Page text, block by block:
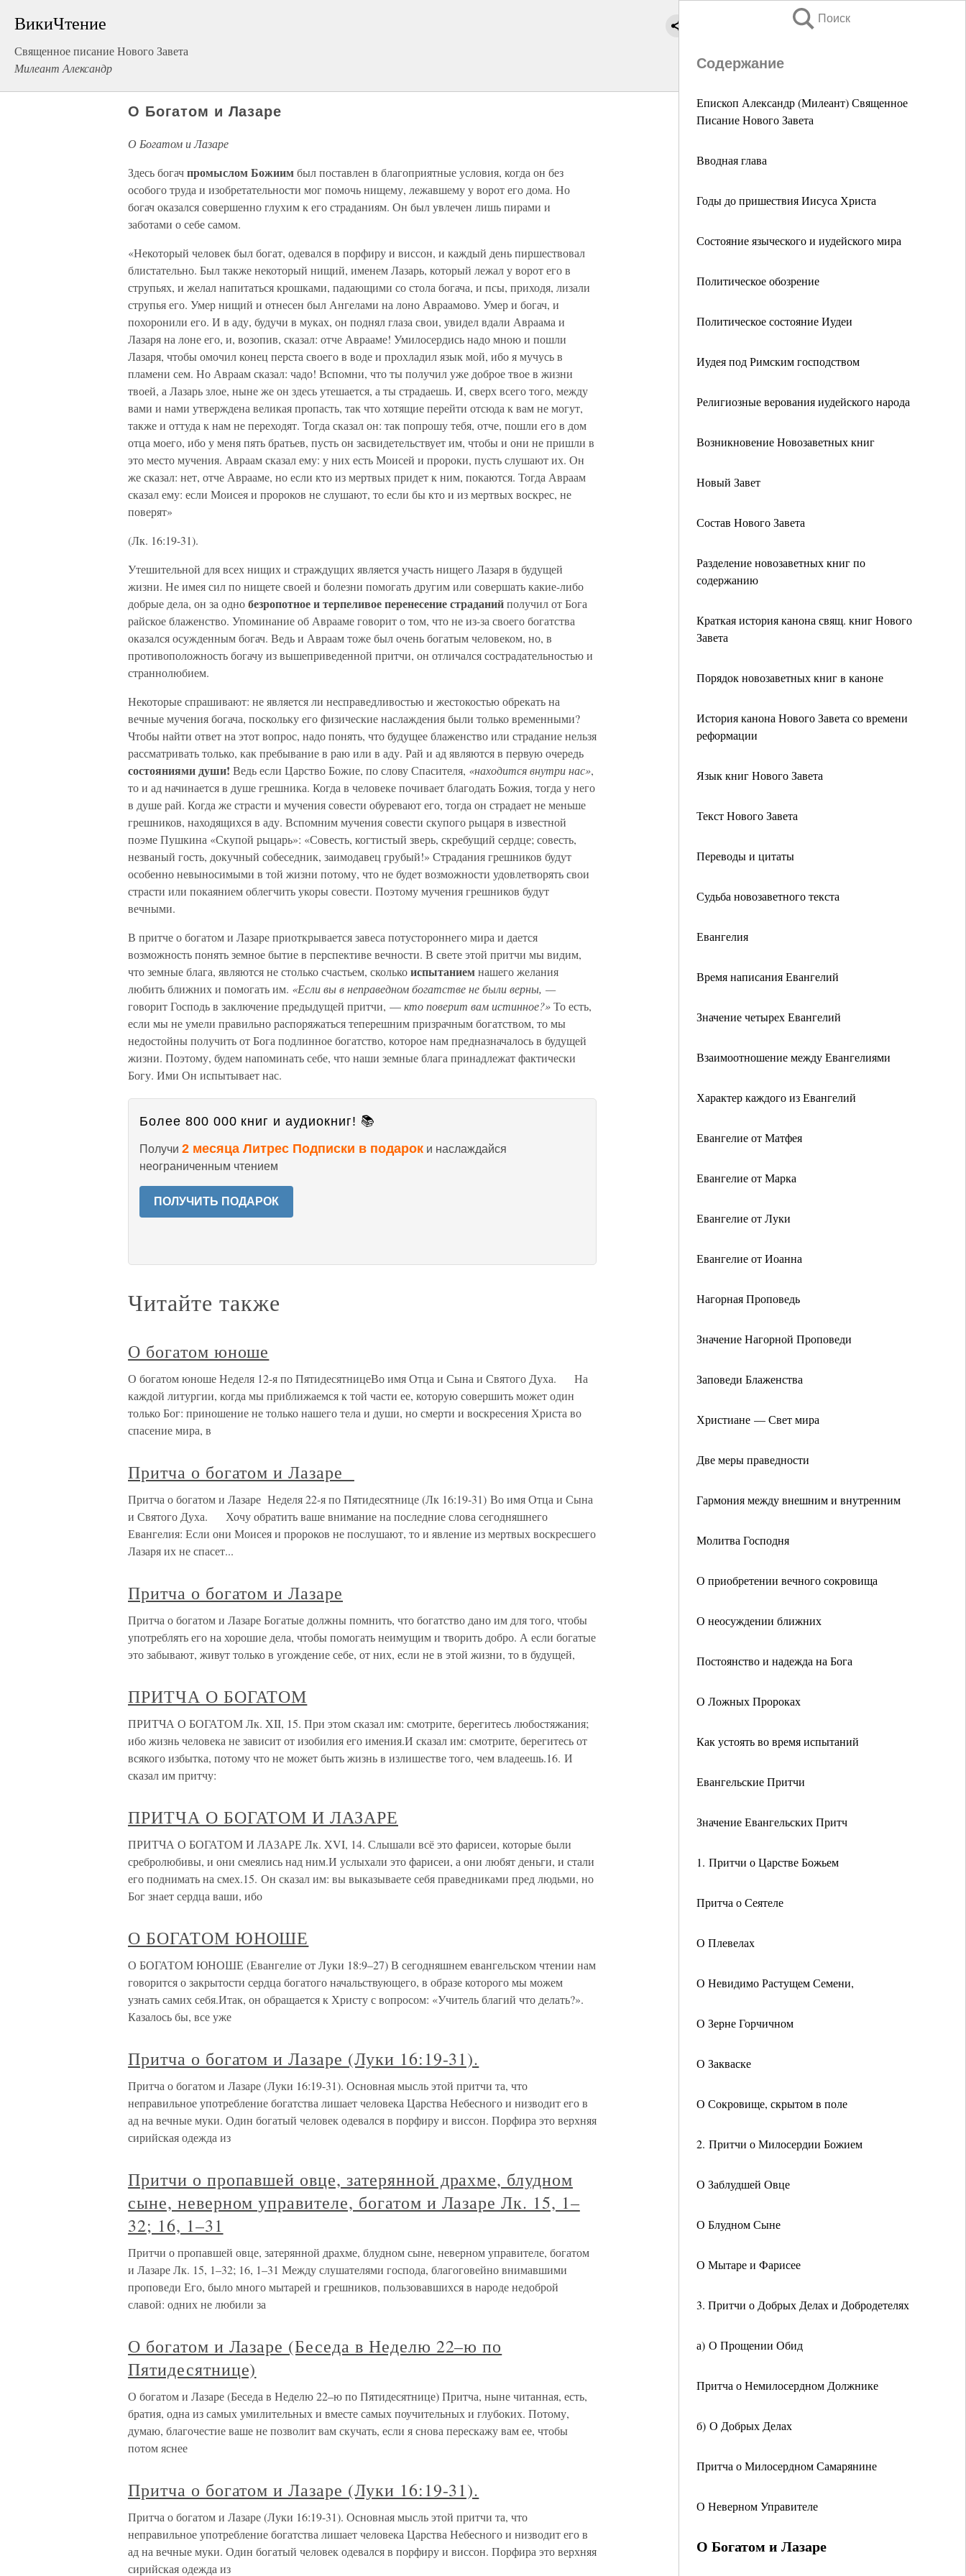
ВикиЧтение
Священное писание Нового Завета
Милеант Александр
Поиск
Содержание
Епископ Александр (Милеант) Священное
Писание Нового Завета
Вводная глава
Годы до пришествия Иисуса Христа
Состояние языческого и иудейского мира
Политическое обозрение
Политическое состояние Иудеи
Иудея под Римским господством
Религиозные верования иудейского народа
Возникновение Новозаветных книг
Новый Завет
Состав Нового Завета
Разделение новозаветных книг по
содержанию
Краткая история канона свящ. книг Нового
Завета
Порядок новозаветных книг в каноне
История канона Нового Завета со времени
реформации
Язык книг Нового Завета
Текст Нового Завета
Переводы и цитаты
Судьба новозаветного текста
Евангелия
Время написания Евангелий
Значение четырех Евангелий
Взаимоотношение между Евангелиями
Характер каждого из Евангелий
Евангелие от Матфея
Евангелие от Марка
Евангелие от Луки
Евангелие от Иоанна
Нагорная Проповедь
Значение Нагорной Проповеди
Заповеди Блаженства
Христиане — Свет мира
Две меры праведности
Гармония между внешним и внутренним
Молитва Господня
О приобретении вечного сокровища
О неосуждении ближних
Постоянство и надежда на Бога
О Ложных Пророках
Как устоять во время испытаний
Евангельские Притчи
Значение Евангельских Притч
1. Притчи о Царстве Божьем
Притча о Сеятеле
О Плевелах
О Невидимо Растущем Семени,
О Зерне Горчичном
О Закваске
О Сокровище, скрытом в поле
2. Притчи о Милосердии Божием
О Заблудшей Овце
О Блудном Сыне
О Мытаре и Фарисее
3. Притчи о Добрых Делах и Добродетелях
а) О Прощении Обид
Притча о Немилосердном Должнике
б) О Добрых Делах
Притча о Милосердном Самарянине
О Неверном Управителе
О Богатом и Лазаре
О Богатом и Лазаре
О Богатом и Лазаре
Здесь богачпромыслом Божиимбыл поставлен в благоприятные условия, когда он без
особого труда и изобретательности мог помочь нищему, лежавшему у ворот его дома. Но
богач оказался совершенно глухим к его страданиям. Он был увлечен лишь пирами и
заботами о себе самом.
«Некоторый человек был богат, одевался в порфиру и виссон, и каждый день пиршествовал
блистательно. Был также некоторый нищий, именем Лазарь, который лежал у ворот его в
струпьях, и желал напитаться крошками, падающими со стола богача, и псы, приходя, лизали
струпья его. Умер нищий и отнесен был Ангелами на лоно Авраамово. Умер и богач, и
похоронили его. И в аду, будучи в муках, он поднял глаза свои, увидел вдали Авраама и
Лазаря на лоне его, и, возопив, сказал: отче Аврааме! Умилосердись надо мною и пошли
Лазаря, чтобы омочил конец перста своего в воде и прохладил язык мой, ибо я мучусь в
пламени сем. Но Авраам сказал: чадо! Вспомни, что ты получил уже доброе твое в жизни
твоей, а Лазарь злое, ныне же он здесь утешается, а ты страдаешь. И, сверх всего того, между
вами и нами утверждена великая пропасть, так что хотящие перейти отсюда к вам не могут,
также и оттуда к нам не переходят. Тогда сказал он: так попрошу тебя, отче, пошли его в дом
отца моего, ибо у меня пять братьев, пусть он засвидетельствует им, чтобы и они не пришли в
это место мучения. Авраам сказал ему: у них есть Моисей и пророки, пусть слушают их. Он
же сказал: нет, отче Аврааме, но если кто из мертвых придет к ним, покаются. Тогда Авраам
сказал ему: если Моисея и пророков не слушают, то если бы кто и из мертвых воскрес, не
поверят»
(Лк. 16:19-31).
Утешительной для всех нищих и страждущих является участь нищего Лазаря в будущей
жизни. Не имея сил по нищете своей и болезни помогать другим или совершать какие-либо
добрые дела, он за однобезропотное и терпеливое перенесение страданийполучил от Бога
райское блаженство. Упоминание об Аврааме говорит о том, что не из-за своего богатства
оказался осужденным богач. Ведь и Авраам тоже был очень богатым человеком, но, в
противоположность богачу из вышеприведенной притчи, он отличался сострадательностью и
страннолюбием.
Некоторые спрашивают: не является ли несправедливостью и жестокостью обрекать на
вечные мучения богача, поскольку его физические наслаждения были только временными?
Чтобы найти ответ на этот вопрос, надо понять, что будущее блаженство или страдание нельзя
рассматривать только, как пребывание в раю или в аду. Рай и ад являются в первую очередь
состояниями души! Ведь если Царство Божие, по слову Спасителя, «находится внутри нас»,
то и ад начинается в душе грешника. Когда в человеке почивает благодать Божия, тогда у него
в душе рай. Когда же страсти и мучения совести обуревают его, тогда он страдает не меньше
грешников, находящихся в аду. Вспомним мучения совести скупого рыцаря в известной
поэме Пушкина «Скупой рыцарь»: «Совесть, когтистый зверь, скребущий сердце; совесть,
незваный гость, докучный собеседник, заимодавец грубый!» Страдания грешников будут
особенно невыносимыми в той жизни потому, что не будет возможности удовлетворять свои
страсти или покаянием облегчить укоры совести. Поэтому мучения грешников будут
вечными.
В притче о богатом и Лазаре приоткрывается завеса потустороннего мира и дается
возможность понять земное бытие в перспективе вечности. В свете этой притчи мы видим,
что земные блага, являются не столько счастьем, сколькоиспытаниемнашего желания
любить ближних и помогать им. «Если вы в неправедном богатстве не были верны, —
говорит Господь в заключение предыдущей притчи, —кто поверит вам истинное?»То есть,
если мы не умели правильно распоряжаться теперешним призрачным богатством, то мы
недостойны получить от Бога подлинное богатство, которое нам предназначалось в будущей
жизни. Поэтому, будем напоминать себе, что наши земные блага принадлежат фактически
Богу. Ими Он испытывает нас.
Более 800 000 книг и аудиокниг! 📚
Получи 2 месяца Литрес Подписки в подарок и наслаждайся
неограниченным чтением
ПОЛУЧИТЬ ПОДАРОК
Читайте также
О богатом юноше
О богатом юноше Неделя 12-я по ПятидесятницеВо имя Отца и Сына и Святого Духа. На
каждой литургии, когда мы приближаемся к той части ее, которую совершить может один
только Бог: приношение не только нашего тела и души, но смерти и воскресения Христа во
спасение мира, в
Притча о богатом и Лазаре
Притча о богатом и Лазаре Неделя 22-я по Пятидесятнице (Лк 16:19-31) Во имя Отца и Сына
и Святого Духа. Хочу обратить ваше внимание на последние слова сегодняшнего
Евангелия: Если они Моисея и пророков не послушают, то и явление из мертвых воскресшего
Лазаря их не спасет...
Притча о богатом и Лазаре
Притча о богатом и Лазаре Богатые должны помнить, что богатство дано им для того, чтобы
употреблять его на хорошие дела, чтобы помогать неимущим и творить добро. А если богатые
это забывают, живут только в угождение себе, от них, если не в этой жизни, то в будущей,
ПРИТЧА О БОГАТОМ
ПРИТЧА О БОГАТОМ Лк. XII, 15. При этом сказал им: смотрите, берегитесь любостяжания;
ибо жизнь человека не зависит от изобилия его имения.И сказал им: смотрите, берегитесь от
всякого избытка, потому что не может быть жизнь в излишестве того, чем владеешь.16. И
сказал им притчу:
ПРИТЧА О БОГАТОМ И ЛАЗАРЕ
ПРИТЧА О БОГАТОМ И ЛАЗАРЕ Лк. XVI, 14. Слышали всё это фарисеи, которые были
сребролюбивы, и они смеялись над ним.И услыхали это фарисеи, а они любят деньги, и стали
его поднимать на смех.15. Он сказал им: вы выказываете себя праведниками пред людьми, но
Бог знает сердца ваши, ибо
О БОГАТОМ ЮНОШЕ
О БОГАТОМ ЮНОШЕ (Евангелие от Луки 18:9–27) В сегодняшнем евангельском чтении нам
говорится о закрытости сердца богатого начальствующего, в образе которого мы можем
узнать самих себя.Итак, он обращается к Христу с вопросом: «Учитель благий что делать?».
Казалось бы, все уже
Притча о богатом и Лазаре (Луки 16:19-31).
Притча о богатом и Лазаре (Луки 16:19-31). Основная мысль этой притчи та, что
неправильное употребление богатства лишает человека Царства Небесного и низводит его в
ад на вечные муки. Один богатый человек одевался в порфиру и виссон. Порфира это верхняя
сирийская одежда из
Притчи о пропавшей овце, затерянной драхме, блудном
сыне, неверном управителе, богатом и Лазаре Лк. 15, 1–
32; 16, 1–31
Притчи о пропавшей овце, затерянной драхме, блудном сыне, неверном управителе, богатом
и Лазаре Лк. 15, 1–32; 16, 1–31 Между слушателями господа, благоговейно внимавшими
пpоповеди Его, было много мытарей и грешников, пользовавшихся в народе недоброй
славой: одних не любили за
О богатом и Лазаре (Беседа в Неделю 22–ю по
Пятидесятнице)
О богатом и Лазаре (Беседа в Неделю 22–ю по Пятидесятнице) Притча, ныне читанная, есть,
братия, одна из самых умилительных и вместе самых поучительных и глубоких. Потому,
думаю, благочестие ваше не позволит вам скучать, если я снова перескажу вам ее, чтобы
потом яснее
Притча о богатом и Лазаре (Луки 16:19-31).
Притча о богатом и Лазаре (Луки 16:19-31). Основная мысль этой притчи та, что
неправильное употребление богатства лишает человека Царства Небесного и низводит его в
ад на вечные муки. Один богатый человек одевался в порфиру и виссон. Порфира это верхняя
сирийская одежда из